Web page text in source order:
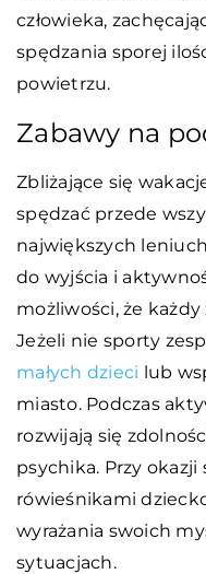
człowieka,
spędzania sporej
powietrzu.
Zabawy na
Zbliżające się
spędzać przede
największych
do wyjścia i
możliwości, że
Jeżeli nie sporty
małych dzieci lub
miasto. Podczas
rozwijają się
psychika. Przy
rówieśnikami
wyrażania swoich
sytuacjach.